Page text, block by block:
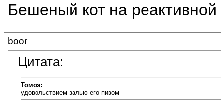
Бешеный кот на реактивной
boor
Цитата:
Томоэ:
удовольствием залью его пивом